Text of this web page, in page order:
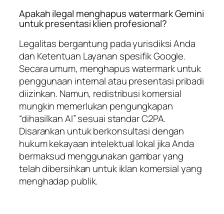
Apakah ilegal menghapus watermark Gemini
untuk presentasi klien profesional?
Legalitas bergantung pada yurisdiksi Anda
dan Ketentuan Layanan spesifik Google.
Secara umum, menghapus watermark untuk
penggunaan internal atau presentasi pribadi
diizinkan. Namun, redistribusi komersial
mungkin memerlukan pengungkapan
“dihasilkan AI” sesuai standar C2PA.
Disarankan untuk berkonsultasi dengan
hukum kekayaan intelektual lokal jika Anda
bermaksud menggunakan gambar yang
telah dibersihkan untuk iklan komersial yang
menghadap publik.